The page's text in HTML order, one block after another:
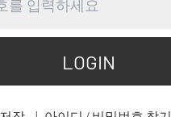
LOGIN